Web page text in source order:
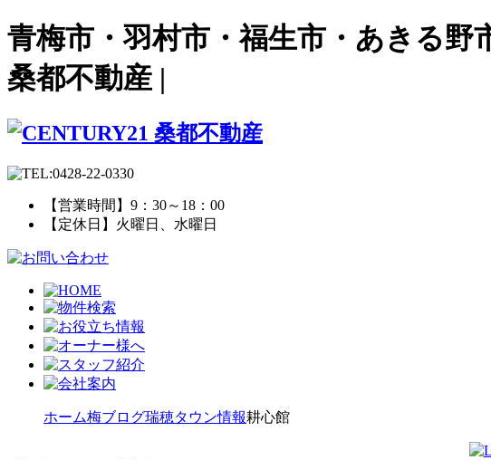
青梅市・羽村市・福生市・あきる
桑都不動産 |
【営業時間】9：30～18：00
【定休日】火曜日、水曜日
ホーム梅ブログ瑞穂タウン情報耕心館